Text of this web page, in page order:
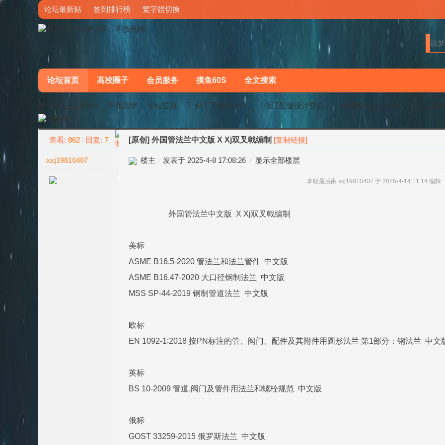
论坛最新贴 签到排行榜 繁字體切換
论坛首页 高校圈子 会员服务 摸鱼60S 全文搜索
梦马论坛-以梦为马，不负韶华 论坛首页 〖化工工程设计〗 『化工配管设计交流』 外国管法兰中文版 X Xj双叉戟
查看: 862 回复: 7 [原创] 外国管法兰中文版 X Xj双叉戟编制 [复制链接]
xxj19810407 楼主 发表于 2025-4-8 17:08:26 显示全部楼层
本帖最后由 xxj19810407 于 2025-4-14 11:14 编辑
外国管法兰中文版 X Xj双叉戟编制
美标
ASME B16.5-2020 管法兰和法兰管件 中文版
ASME B16.47-2020 大口径钢制法兰 中文版
MSS SP-44-2019 钢制管道法兰 中文版
欧标
EN 1092-1∶2018 按PN标注的管、阀门、配件及其附件用圆形法兰 第1部分：钢法兰 中文
英标
BS 10-2009 管道,阀门及管件用法兰和螺栓规范 中文版
俄标
GOST 33259-2015 俄罗斯法兰 中文版